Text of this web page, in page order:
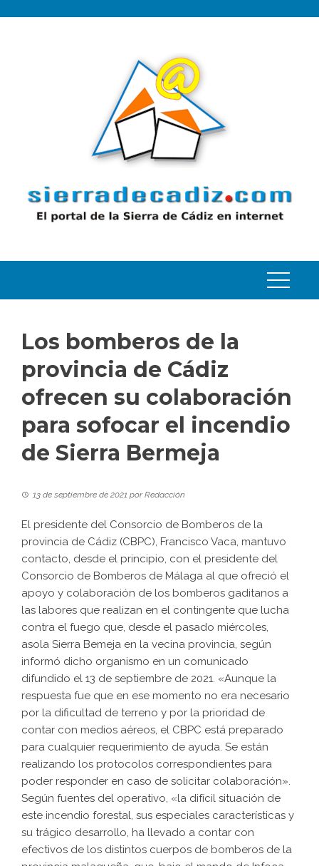
Los bomberos de la
provincia de Cádiz
ofrecen su colaboración
para sofocar el incendio
de Sierra Bermeja
13 de septiembre de 2021 porRedacción
El presidente del Consorcio de Bomberos de la
provincia de Cádiz (CBPC), Francisco Vaca, mantuvo
contacto, desde el principio, con el presidente del
Consorcio de Bomberos de Málaga al que ofreció el
apoyo y colaboración de los bomberos gaditanos a
las labores que realizan en el contingente que lucha
contra el fuego que, desde el pasado miércoles,
asola Sierra Bemeja en la vecina provincia, según
informó dicho organismo en un comunicado
difundido el 13 de septiembre de 2021. «Aunque la
respuesta fue que en ese momento no era necesario
por la dificultad de terreno y por la prioridad de
contar con medios aéreos, el CBPC está preparado
para cualquier requerimiento de ayuda. Se están
realizando los protocolos correspondientes para
poder responder en caso de solicitar colaboración».
Según fuentes del operativo, «la difícil situación de
este incendio forestal, sus especiales características y
su trágico desarrollo, ha llevado a contar con
efectivos de los distintos cuerpos de bomberos de la